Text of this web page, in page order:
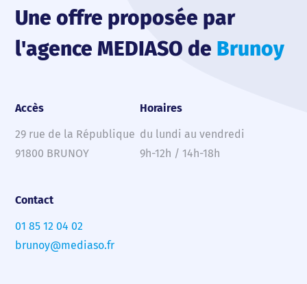
Une offre proposée par
l'agence MEDIASO de Brunoy
Accès
29 rue de la République
91800 BRUNOY
Horaires
du lundi au vendredi
9h-12h / 14h-18h
Contact
01 85 12 04 02
brunoy@mediaso.fr